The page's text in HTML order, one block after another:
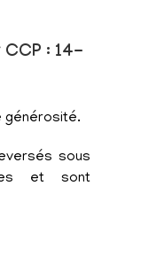
: 14-
générosité.
sous
et sont